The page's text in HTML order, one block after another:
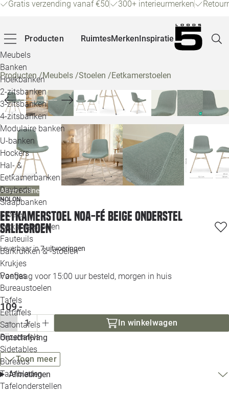
Gratis verzending vanaf €50 300+ interieurmerken
Producten
Meubels
Banken
Hoekbanken
2-zitsbanken
3-zitsbanken
4-zitsbanken
Modulaire banken
U-banken
Hockers
Hal- &
Eetkamerbanken
Daybeds
Slaapbanken
Stoelen
Eetkamerstoelen
Fauteuils
Barkrukken & -stoelen
Krukjes
Poefjes
Bureaustoelen
Tafels
Eettafels
Salontafels
Bijzettafels
Sidetables
Bureaus
Tafelbladen
Tafelonderstellen
RuimtesMerkenInspiratie
Alle
Producten/Meubels /Stoelen /Eetkamerstoelen
Alleen online
NOLON
Eetkamerstoel Noa-Fé beige onderstel
saliegroen
Leverbaar in7 uitvoeringen
Vandaag voor 15:00 uur besteld, morgen in huis
109,-
In winkelwagen
Omschrijving
Toon meer
Afmetingen